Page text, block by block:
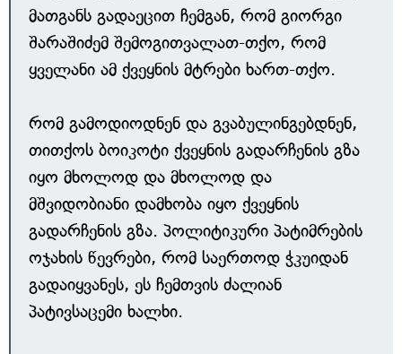
მათგანს გადაეცით ჩემგან, რომ გიორგი
შარაშიძემ შემოგითვალათ-თქო, რომ
ყველანი ამ ქვეყნის მტრები ხართ-თქო.
რომ გამოდიოდნენ და გვაბულინგებდნენ,
თითქოს ბოიკოტი ქვეყნის გადარჩენის გზა
იყო მხოლოდ და მხოლოდ და
მშვიდობიანი დამხობა იყო ქვეყნის
გადარჩენის გზა. პოლიტიკური პატიმრების
ოჯახის წევრები, რომ საერთოდ ჭკუიდან
გადაიყვანეს, ეს ჩემთვის ძალიან
პატივსაცემი ხალხი.